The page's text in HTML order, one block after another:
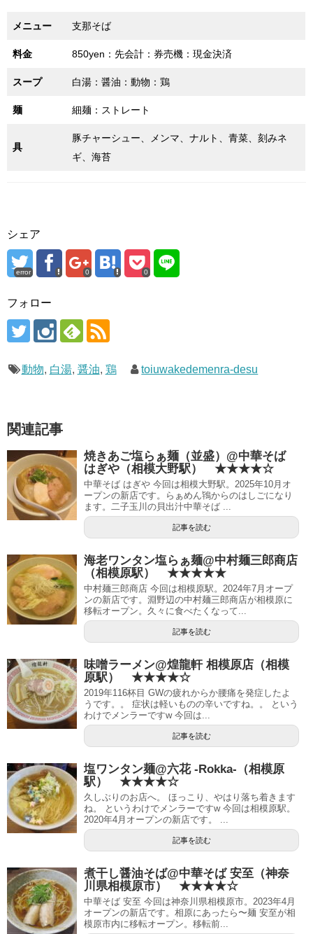
メニュー 支那そば
料金 850yen：先会計：券売機：現金決済
スープ 白湯：醤油：動物：鶏
麺 細麺：ストレート
具
豚チャーシュー、メンマ、ナルト、青菜、刻みネ
ギ、海苔
シェア
error 0 0
フォロー
動物, 白湯, 醤油, 鶏 toiuwakedemenra-desu
関連記事
焼きあご塩らぁ麺（並盛）@中華そば
はぎや（相模大野駅） ★★★★☆
中華そば はぎや 今回は相模大野駅。2025年10月オ
ープンの新店です。らぁめん鴇からのはしごになり
ます。二子玉川の貝出汁中華そば ...
記事を読む
海老ワンタン塩らぁ麺@中村麺三郎商店
（相模原駅） ★★★★★
中村麺三郎商店 今回は相模原駅。2024年7月オープ
ンの新店です。淵野辺の中村麺三郎商店が相模原に
移転オープン。久々に食べたくなって...
記事を読む
味噌ラーメン@煌龍軒 相模原店（相模
原駅） ★★★★☆
2019年116杯目 GWの疲れからか腰痛を発症したよ
うです。。 症状は軽いものの辛いですね。。 という
わけでメンラーですw 今回は...
記事を読む
塩ワンタン麺@六花 -Rokka-（相模原
駅） ★★★★☆
久しぶりのお店へ。 ほっこり、やはり落ち着きます
ね。 というわけでメンラーですw 今回は相模原駅。
2020年4月オープンの新店です。 ...
記事を読む
煮干し醤油そば@中華そば 安至（神奈
川県相模原市） ★★★★☆
中華そば 安至 今回は神奈川県相模原市。2023年4月
オープンの新店です。相原にあったら〜麺 安至が相
模原市内に移転オープン。移転前...